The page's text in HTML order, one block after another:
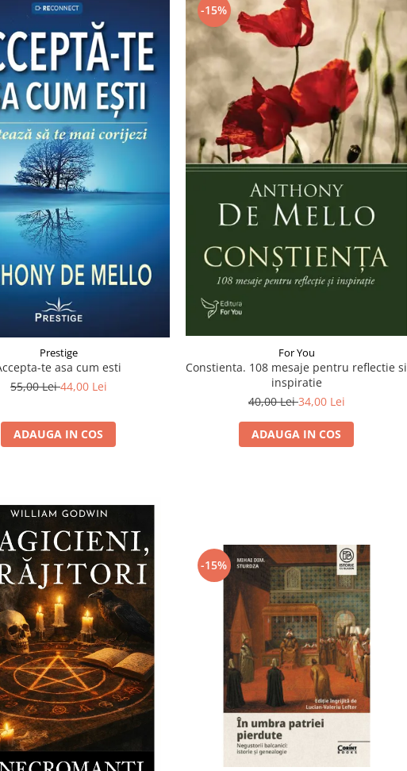
Prestige
te asa cum esti
55,00 Lei44,00 Lei
ADAUGA IN COS
-15%
For You
Constienta. 108 mesaje pentru reflectie si
inspiratie
40,00 Lei34,00 Lei
ADAUGA IN COS
-15%